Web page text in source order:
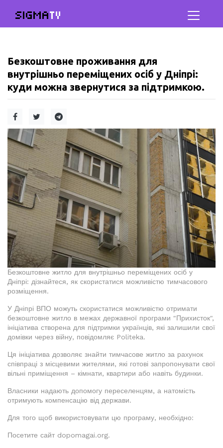
SIGMATV
Безкоштовне проживання для
внутрішньо переміщених осіб у Дніпрі:
куди можна звернутися за підтримкою.
Безкоштовне житло для внутрішньо переміщених осіб у
Дніпрі: дізнайтеся, як скористатися можливістю тимчасового
розміщення.
У Дніпрі ВПО можуть скористатися можливістю отримати
безкоштовне житло в межах державної програми "Прихисток",
ініціатива створена для підтримки українців, які залишили свої
домівки через війну, повідомляє Politeka.
Ця ініціатива дозволяє знайти тимчасове житло за рахунок
співпраці з місцевими жителями, які готові запропонувати свої
вільні приміщення – кімнати, квартири або навіть будинки.
Власники надають допомогу переселенцям, а натомість
отримують компенсацію від держави.
Для того щоб використовувати цю програму, необхідно:
Посетите сайт dopomagai.org.